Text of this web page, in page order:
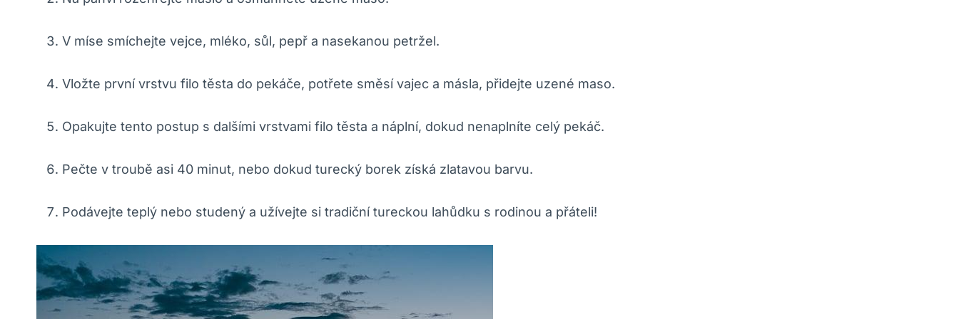
V míse smíchejte vejce, mléko, sůl, pepř a nasekanou petržel.
Vložte první vrstvu filo těsta do pekáče, potřete směsí vajec a másla, přidejte uzené maso.
Opakujte tento postup s dalšími vrstvami filo těsta a náplní, dokud nenaplníte celý pekáč.
Pečte v troubě asi 40 minut, nebo dokud turecký borek získá zlatavou barvu.
Podávejte teplý nebo studený a užívejte si tradiční tureckou lahůdku s rodinou a přáteli!